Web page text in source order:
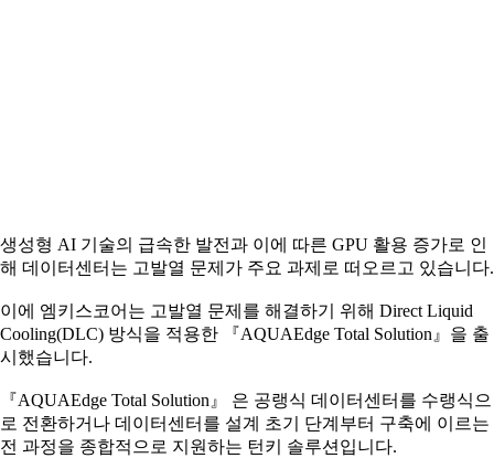
생성형 AI 기술의 급속한 발전과 이에 따른 GPU 활용 증가로 인
해 데이터센터는 고발열 문제가 주요 과제로 떠오르고 있습니다.
이에 엠키스코어는 고발열 문제를 해결하기 위해 Direct Liquid
Cooling(DLC) 방식을 적용한 『AQUAEdge Total Solution』을 출
시했습니다.
『AQUAEdge Total Solution』 은 공랭식 데이터센터를 수랭식으
로 전환하거나 데이터센터를 설계 초기 단계부터 구축에 이르는
전 과정을 종합적으로 지원하는 턴키 솔루션입니다.